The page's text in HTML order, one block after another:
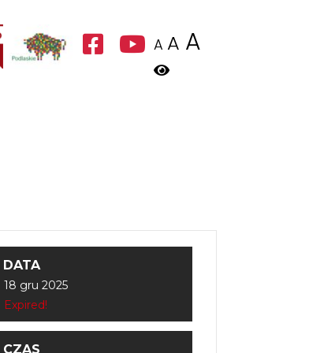
A A A
DATA
18 gru 2025
Expired!
CZAS